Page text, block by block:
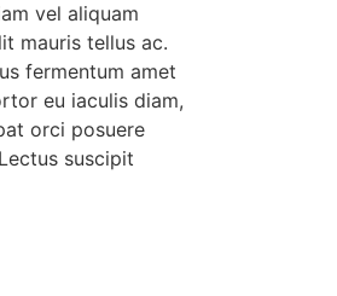
vel aliquam
mauris tellus ac.
fermentum amet
eu iaculis diam,
orci posuere
suscipit